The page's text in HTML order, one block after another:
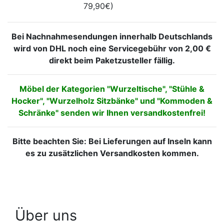
79,90€)
Bei Nachnahmesendungen innerhalb Deutschlands
wird von DHL noch eine Servicegebühr von 2,00 €
direkt beim Paketzusteller fällig.
Möbel der Kategorien "Wurzeltische", "Stühle &
Hocker", "Wurzelholz Sitzbänke" und "Kommoden &
Schränke" senden wir Ihnen versandkostenfrei!
Bitte beachten Sie: Bei Lieferungen auf Inseln kann
es zu zusätzlichen Versandkosten kommen.
Über uns